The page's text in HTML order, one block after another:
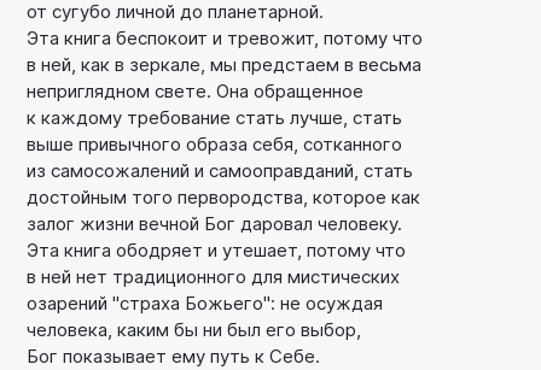
от сугубо личной до планетарной.
Эта книга беспокоит и тревожит, потому что
в ней, как в зеркале, мы предстаем в весьма
неприглядном свете. Она обращенное
к каждому требование стать лучше, стать
выше привычного образа себя, сотканного
из самосожалений и самооправданий, стать
достойным того первородства, которое как
залог жизни вечной Бог даровал человеку.
Эта книга ободряет и утешает, потому что
в ней нет традиционного для мистических
озарений "страха Божьего": не осуждая
человека, каким бы ни был его выбор,
Бог показывает ему путь к Себе.